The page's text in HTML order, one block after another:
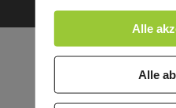
Alle
Alle